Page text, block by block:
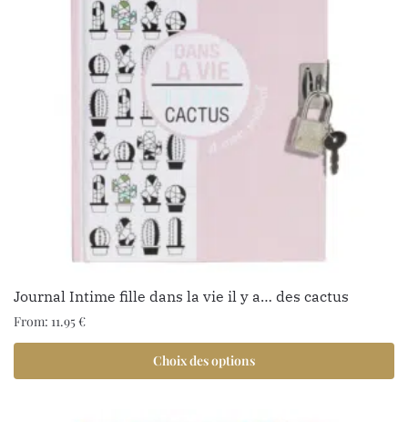
Journal Intime fille dans la vie il y a… des cactus
From: 11.95€
Choix des options